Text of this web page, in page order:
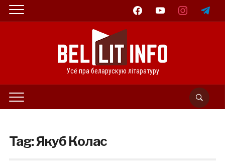
facebookyoutube instagramtelegram
Усё пра беларускую літаратуру
Tag:Якуб Колас